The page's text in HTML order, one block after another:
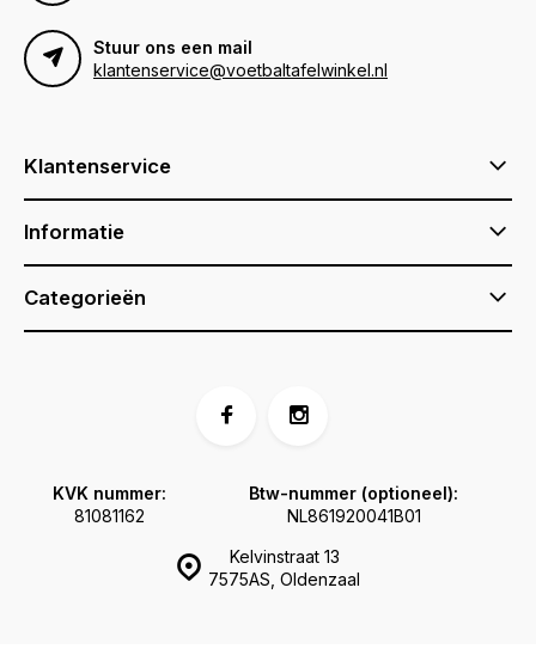
Stuur ons een mail
klantenservice@voetbaltafelwinkel.nl
Klantenservice
Informatie
Categorieën
Kelvinstraat 13
7575AS, Oldenzaal
KVK nummer:
81081162
Btw-nummer (optioneel):
NL861920041B01